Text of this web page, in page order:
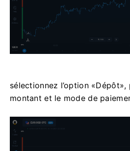
sélectionnez l’option
montant et le mode de